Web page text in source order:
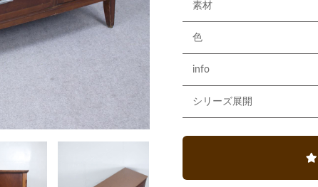
素材
色
info
シリーズ展開